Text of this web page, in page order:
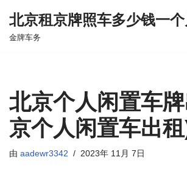
跳
北京租京牌照车多少钱一个
金牌车务
北京个人闲置车
京个人闲置车出
由 aadewr3342 2023年 11月 7日